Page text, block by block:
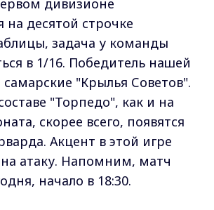
на десятой строчке
задача у команды
в 1/16. Победитель нашей
"Крылья Советов".
"Торпедо", как и на
скорее всего, появятся
Акцент в этой игре
на атаку. Напомним, матч
начало в 18:30.